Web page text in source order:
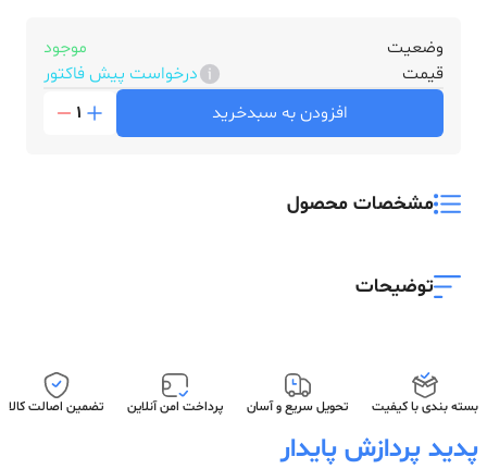
وضعیت
موجود
قیمت
درخواست پیش فاکتور
افزودن به سبدخرید
1
مشخصات محصول
توضیحات
بسته بندی با کیفیت تحویل سریع و آسان پرداخت امن آنلاین تضمین اصالت کالا
پدید پردازش پایدار